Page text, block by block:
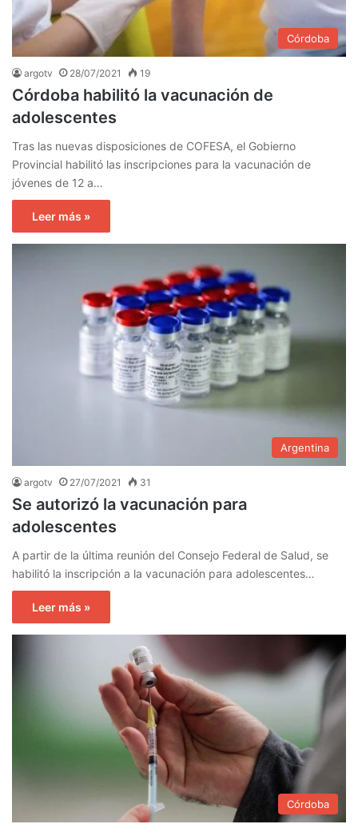
Córdoba
argotv 28/07/2021 19
Córdoba habilitó la vacunación de
adolescentes
Tras las nuevas disposiciones de COFESA, el Gobierno
Provincial habilitó las inscripciones para la vacunación de
jóvenes de 12 a…
Leer más »
Argentina
argotv 27/07/2021 31
Se autorizó la vacunación para
adolescentes
A partir de la última reunión del Consejo Federal de Salud, se
habilitó la inscripción a la vacunación para adolescentes…
Leer más »
Córdoba